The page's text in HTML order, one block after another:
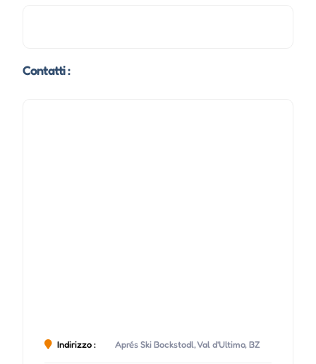
Contatti :
Indirizzo : Aprés Ski Bockstodl, Val d'Ultimo, BZ